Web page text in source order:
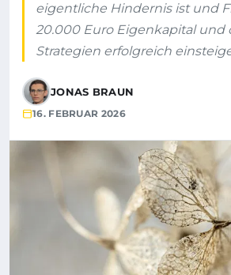
eigentliche Hindernis ist und
20.000 Euro Eigenkapital und
Strategien erfolgreich
JONAS BRAUN
16. FEBRUAR 2026